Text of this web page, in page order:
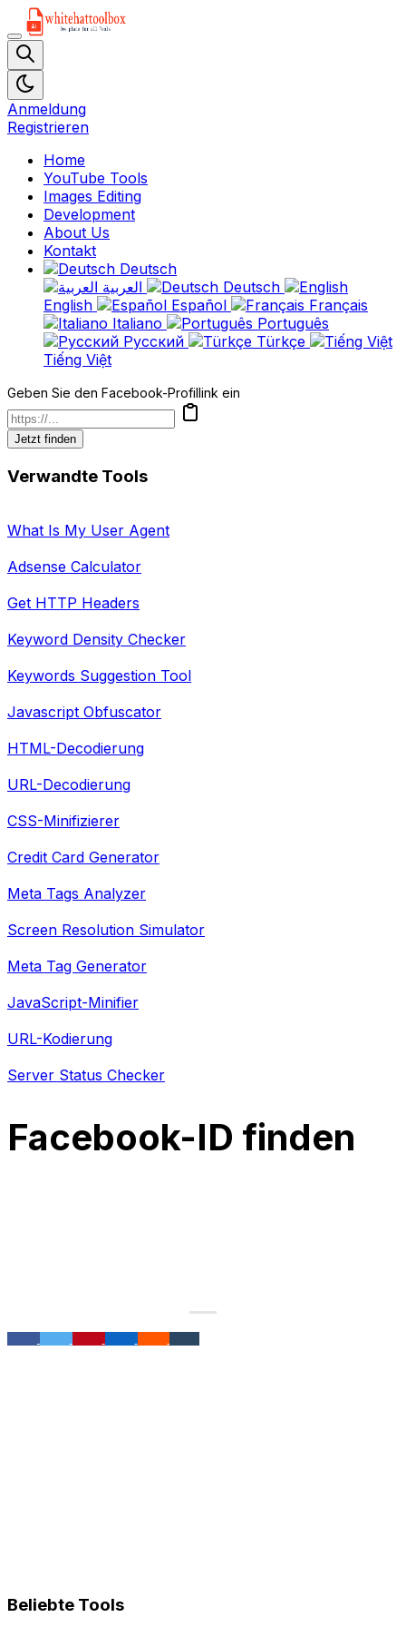
Anmeldung
Registrieren
Home
YouTube Tools
Images Editing
Development
About Us
Kontakt
Deutsch
Deutsch
English
Español
Français
Italiano
Português
Русский
Türkçe
Tiếng Việt
Geben Sie den Facebook-Profillink ein
Jetzt finden
Verwandte Tools
What Is My User Agent
Adsense Calculator
Get HTTP Headers
Keyword Density Checker
Keywords Suggestion Tool
Javascript Obfuscator
HTML-Decodierung
URL-Decodierung
CSS-Minifizierer
Credit Card Generator
Meta Tags Analyzer
Screen Resolution Simulator
Meta Tag Generator
JavaScript-Minifier
URL-Kodierung
Server Status Checker
Facebook-ID finden
Beliebte Tools